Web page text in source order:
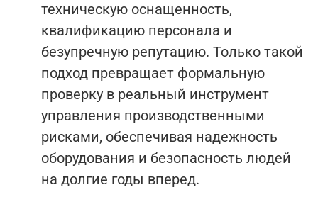
техническую оснащенность,
квалификацию персонала и
безупречную репутацию. Только такой
подход превращает формальную
проверку в реальный инструмент
управления производственными
рисками, обеспечивая надежность
оборудования и безопасность людей
на долгие годы вперед.